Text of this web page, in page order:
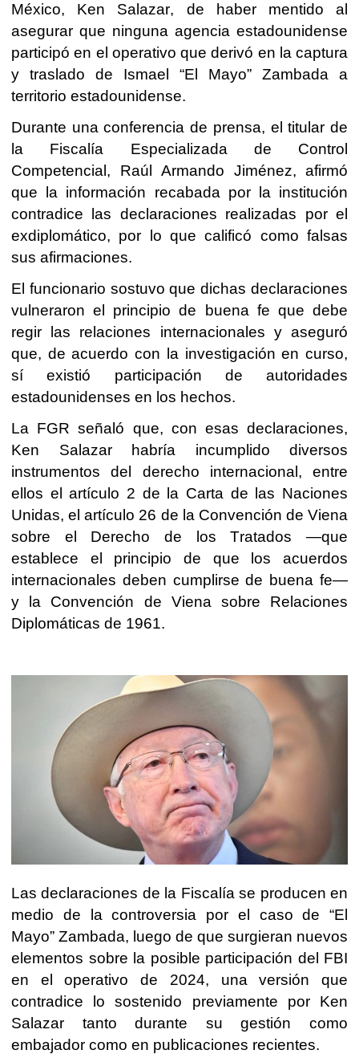
México, Ken Salazar, de haber mentido al
asegurar que ninguna agencia estadounidense
participó en el operativo que derivó en la captura
y traslado de Ismael “El Mayo” Zambada a
territorio estadounidense.
Durante una conferencia de prensa, el titular de
la Fiscalía Especializada de Control
Competencial, Raúl Armando Jiménez, afirmó
que la información recabada por la institución
contradice las declaraciones realizadas por el
exdiplomático, por lo que calificó como falsas
sus afirmaciones.
El funcionario sostuvo que dichas declaraciones
vulneraron el principio de buena fe que debe
regir las relaciones internacionales y aseguró
que, de acuerdo con la investigación en curso,
sí existió participación de autoridades
estadounidenses en los hechos.
La FGR señaló que, con esas declaraciones,
Ken Salazar habría incumplido diversos
instrumentos del derecho internacional, entre
ellos el artículo 2 de la Carta de las Naciones
Unidas, el artículo 26 de la Convención de Viena
sobre el Derecho de los Tratados —que
establece el principio de que los acuerdos
internacionales deben cumplirse de buena fe—
y la Convención de Viena sobre Relaciones
Diplomáticas de 1961.
Las declaraciones de la Fiscalía se producen en
medio de la controversia por el caso de “El
Mayo” Zambada, luego de que surgieran nuevos
elementos sobre la posible participación del FBI
en el operativo de 2024, una versión que
contradice lo sostenido previamente por Ken
Salazar tanto durante su gestión como
embajador como en publicaciones recientes.